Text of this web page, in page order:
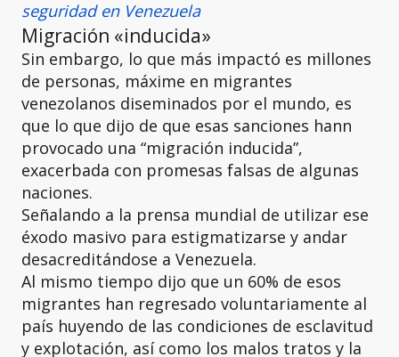
seguridad en Venezuela
Migración «inducida»
Sin embargo, lo que más impactó es millones
de personas, máxime en migrantes
venezolanos diseminados por el mundo, es
que lo que dijo de que esas sanciones hann
provocado una “migración inducida”,
exacerbada con promesas falsas de algunas
naciones.
Señalando a la prensa mundial de utilizar ese
éxodo masivo para estigmatizarse y andar
desacreditándose a Venezuela.
Al mismo tiempo dijo que un 60% de esos
migrantes han regresado voluntariamente al
país huyendo de las condiciones de esclavitud
y explotación, así como los malos tratos y la